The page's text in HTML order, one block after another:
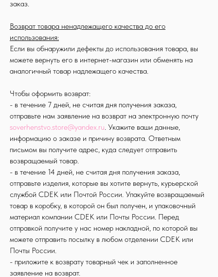
заказ.
Возврат товара ненадлежащего качества до его
использования:
Если вы обнаружили дефекты до использования товара, вы
можете вернуть его в интернет-магазин или обменять на
аналогичный товар надлежащего качества.
Чтобы оформить возврат:
- в течение 7 дней, не считая дня получения заказа,
отправьте нам заявление на возврат на электронную почту
soverhenstvo.store@yandex.ru. Укажите ваши данные,
информацию о заказе и причину возврата. Ответным
письмом вы получите адрес, куда следует отправить
возвращаемый товар.
- в течение 14 дней, не считая дня получения заказа,
отправьте изделия, которые вы хотите вернуть, курьерской
службой CDEK или Почтой России. Упакуйте возвращаемый
товар в коробку, в которой он был получен, и упаковочный
материал компании CDEK или Почты России. Перед
отправкой получите у нас номер накладной, по которой вы
можете отправить посылку в любом отделении CDEK или
Почты России.
- приложите к возврату товарный чек и заполненное
заявление на возврат.